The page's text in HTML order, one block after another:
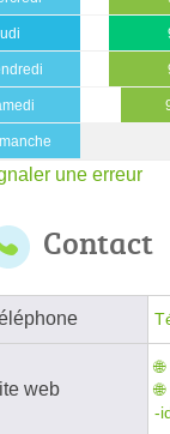
une erreur
Contact
web
-